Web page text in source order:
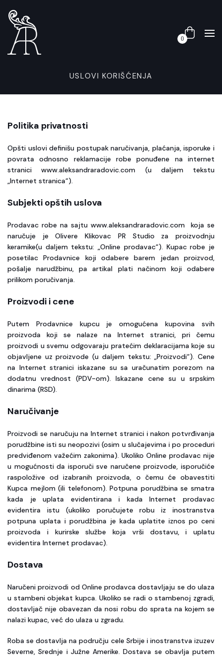
0
USLOVI KORIŠĆENJA
Politika privatnosti
Opšti uslovi definišu postupak naručivanja, plaćanja, isporuke i
povrata odnosno reklamacije robe ponuđene na internet
stranici www.aleksandraradovic.com (u daljem tekstu
„Internet stranica“).
Subjekti opštih uslova
Prodavac robe na sajtu www.aleksandraradovic.com koja se
naručuje je Olivere Klikovac PR Studio za proizvodnju
keramike(u daljem tekstu: „Online prodavac“). Kupac robe je
posetilac Prodavnice koji odabere barem jedan proizvod,
pošalje narudžbinu, pa artikal plati načinom koji odabere
prilikom poručivanja.
Proizvodi i cene
Putem Prodavnice kupcu je omogućena kupovina svih
proizvoda koji se nalaze na Internet stranici, pri čemu
proizvodi u svemu odgovaraju pratećim deklaracijama koje su
objavljene uz proizvode (u daljem tekstu: „Proizvodi“). Cene
na Internet stranici iskazane su sa uračunatim porezom na
dodatnu vrednost (PDV-om). Iskazane cene su u srpskim
dinarima (RSD).
Naručivanje
Proizvodi se naručuju na Internet stranici i nakon potvrđivanja
porudžbine isti su neopozivi (osim u slučajevima i po proceduri
predviđenom važećim zakonima). Ukoliko Online prodavac nije
u mogućnosti da isporuči sve naručene proizvode, isporučiće
raspoložive od izabranih proizvoda, o čemu će obavestiti
Kupca mejlom (ili telefonom). Potpuna porudžbina se smatra
kada je uplata evidentirana i kada Internet prodavac
evidentira istu (ukoliko poručujete robu iz inostranstva
potpuna uplata i porudžbina je kada uplatite iznos po ceni
proizvoda i kurirske službe koja vrši dostavu, i uplatu
evidentira Internet prodavac).
Dostava
Naručeni proizvodi od Online prodavca dostavljaju se do ulaza
u stambeni objekat kupca. Ukoliko se radi o stambenoj zgradi,
dostavljač nije obavezan da nosi robu do sprata na kojem se
nalazi kupac, već do ulaza u zgradu.
Roba se dostavlja na području cele Srbije i inostranstva izuzev
Severne, Srednje i Južne Amerike. Dostava se obavlja putem